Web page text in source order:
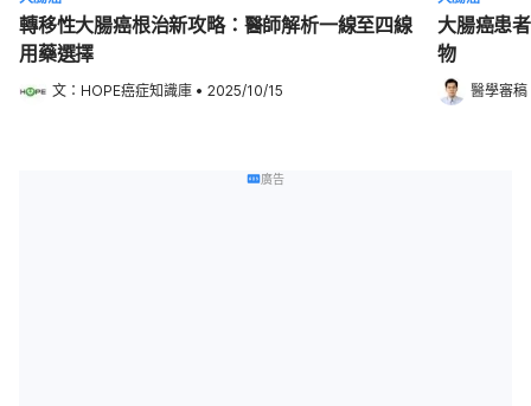
轉移性大腸癌根治新攻略：醫師解析一線至四線
用藥選擇
文： HOPE癌症知識庫 • 2025/10/15
大腸癌患
物
醫學審稿
廣告